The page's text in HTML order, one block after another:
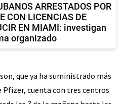
ARRESTADOS POR
CON LICENCIAS DE
EN MIAMI: investigan
organizado
que ya ha suministrado más
Pfizer, cuenta con tres centros